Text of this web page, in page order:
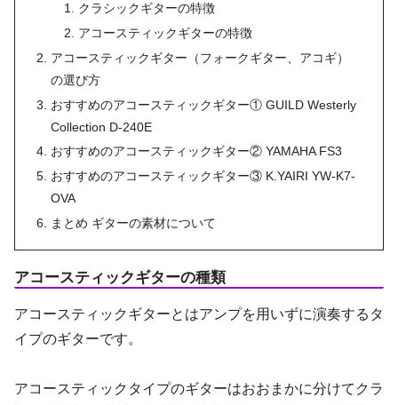
クラシックギターの特徴
アコースティックギターの特徴
アコースティックギター（フォークギター、アコギ）
の選び方
おすすめのアコースティックギター① GUILD Westerly
Collection D-240E
おすすめのアコースティックギター② YAMAHA FS3
おすすめのアコースティックギター③ K.YAIRI YW-K7-
OVA
まとめ ギターの素材について
アコースティックギターの種類
アコースティックギターとはアンプを用いずに演奏するタ
イプのギターです。
アコースティックタイプのギターはおおまかに分けてクラ